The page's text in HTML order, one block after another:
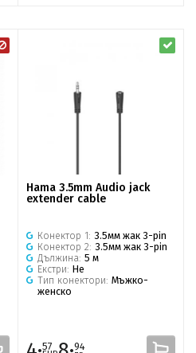
Hama 3.5mm Audio jack
extender cable
Конектор 1: 3.5мм жак 3-pin
Конектор 2: 3.5мм жак 3-pin
Дължина: 5 м
Екстри: Не
Тип конектори: Мъжко-
женско
57 94